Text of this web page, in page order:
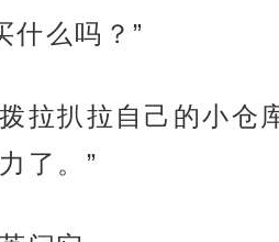
什么吗？”
拉扒拉自己的小
了。”